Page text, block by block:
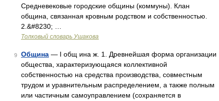
Средневековые городские общины (коммуны). Клан
община, связанная кровным родством и собственностью.
2.&#8230; …
Толковый словарь Ушакова
9 Община — I общ ина ж. 1. Древнейшая форма организации
общества, характеризующаяся коллективной
собственностью на средства производства, совместным
трудом и уравнительным распределением, а также полным
или частичным самоуправлением (сохраняется в